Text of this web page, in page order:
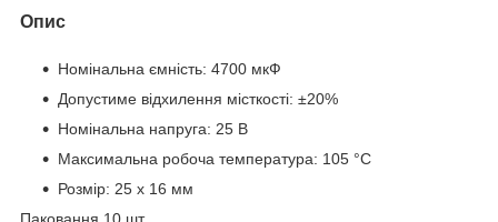
Опис
Номінальна ємність: 4700 мкФ
Допустиме відхилення місткості: ±20%
Номінальна напруга: 25 В
Максимальна робоча температура: 105 °C
Розмір: 25 х 16 мм
Паковання 10 шт.